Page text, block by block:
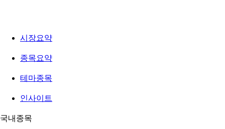
시장요약
종목요약
테마종목
인사이트
국내종목